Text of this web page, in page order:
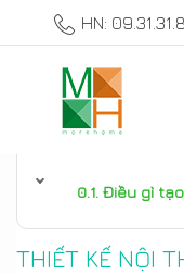
HN:
TƯ VẤN
Điều gì
THIẾT KẾ NỘI